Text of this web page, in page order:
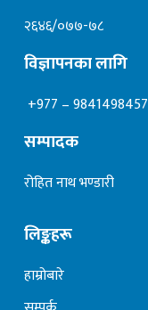
२६४६/०७७-७८
विज्ञापनका लागि
+977 – 9841498457
सम्पादक
रोहित नाथ भण्डारी
लिङ्कहरू
हाम्रोबारे